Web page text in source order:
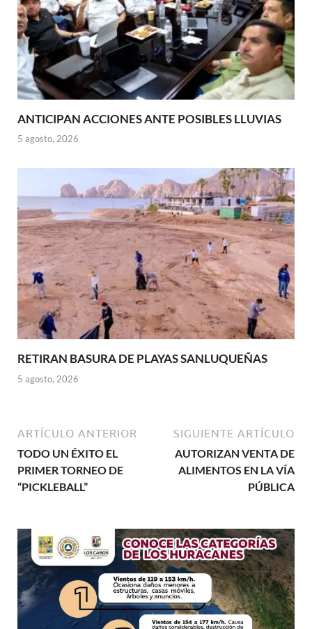
ANTICIPAN ACCIONES ANTE POSIBLES LLUVIAS
5 agosto, 2026
RETIRAN BASURA DE PLAYAS SANLUQUEÑAS
5 agosto, 2026
ARTÍCULO ANTERIOR
TODO UN ÉXITO EL
PRIMER TORNEO DE
“PICKLEBALL”
SIGUIENTE ARTÍCULO
AUTORIZAN VENTA DE
ALIMENTOS EN LA VÍA
PÚBLICA